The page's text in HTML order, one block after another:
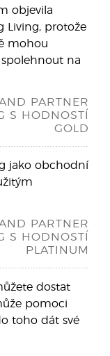
objevila
Living, protože
mohou
na
PARTNER
S HODNOSTÍ
GOLD
jako obchodní
PARTNER
S HODNOSTÍ
PLATINUM
dostat
pomoci
toho dát své